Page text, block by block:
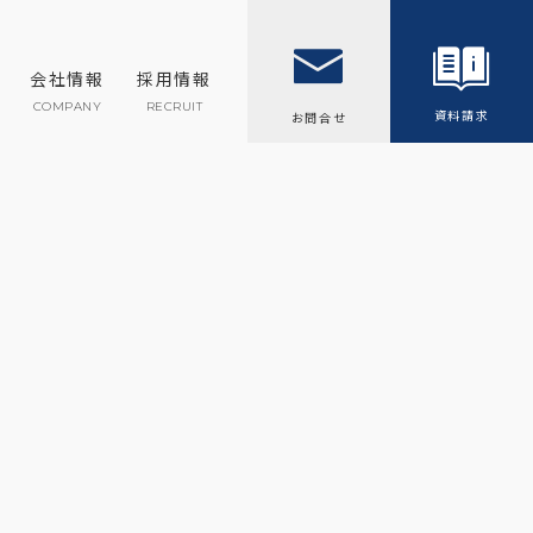
会社情報
COMPANY
採用情報
RECRUIT
お問合せ 資料請求